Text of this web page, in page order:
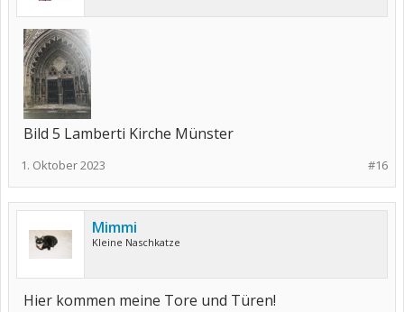
Bild 5 Lamberti Kirche Münster
#16
1. Oktober 2023
Mimmi
Kleine Naschkatze
Hier kommen meine Tore und Türen!